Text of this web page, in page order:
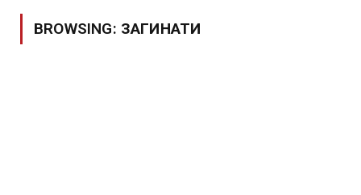
BROWSING: ЗАГИНАТИ